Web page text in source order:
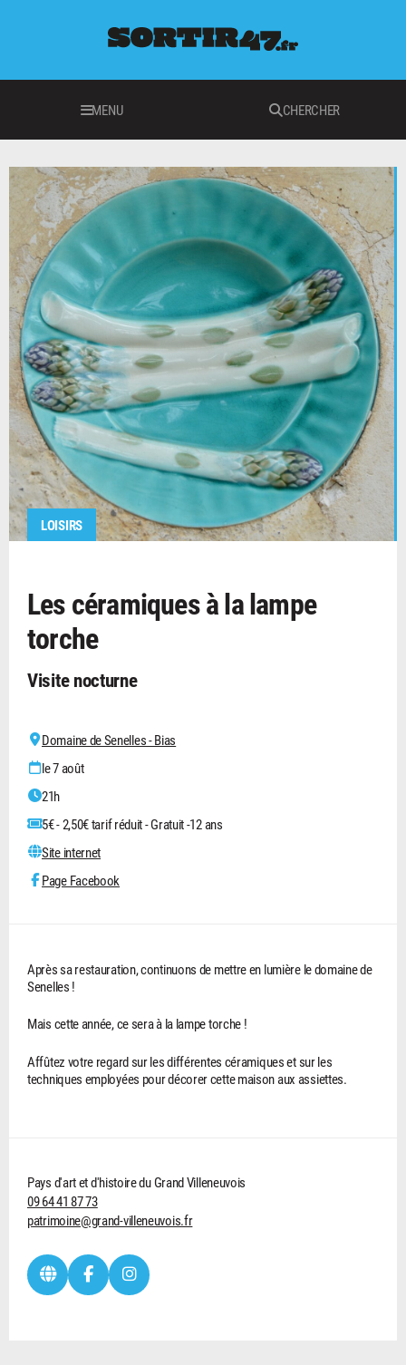
MENU CHERCHER
LOISIRS
Les céramiques à la lampe
torche
Visite nocturne
Domaine de Senelles - Bias
le 7 août
21h
5€ - 2,50€ tarif réduit - Gratuit -12 ans
Site internet
Page Facebook
Après sa restauration, continuons de mettre en lumière le domaine de
Senelles !
Mais cette année, ce sera à la lampe torche !
Affûtez votre regard sur les différentes céramiques et sur les
techniques employées pour décorer cette maison aux assiettes.
Pays d'art et d'histoire du Grand Villeneuvois
09 64 41 87 73
patrimoine@grand-villeneuvois.fr